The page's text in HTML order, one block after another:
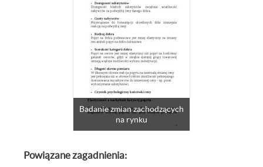
Badanie zmian zachodzących
na rynku
Powiązane zagadnienia: